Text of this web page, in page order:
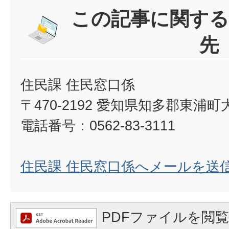
この記事に関す
先
住民課 住民窓口係
〒470-2192 愛知県知多郡東浦町
電話番号：0562-83-3111
住民課 住民窓口係へメールを送
PDFファイルを閲